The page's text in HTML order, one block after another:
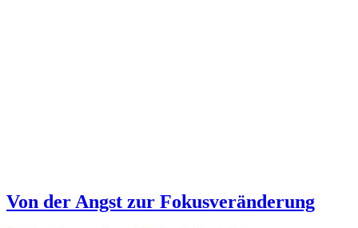
Von der Angst zur Fokusveränderung